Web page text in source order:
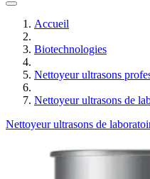
Accueil
Biotechnologies
Nettoyeur ultrasons
Nettoyeur ultrasons de
Nettoyeur ultrasons de